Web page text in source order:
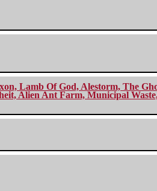
Lamb Of God, Alestorm, The
Alien Ant Farm, Municipal